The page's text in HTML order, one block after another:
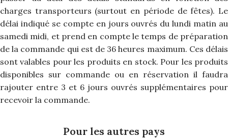
charges transporteurs (surtout en période de fêtes). Le
délai indiqué se compte en jours ouvrés du lundi matin au
samedi midi, et prend en compte le temps de préparation
de la commande qui est de 36 heures maximum. Ces délais
sont valables pour les produits en stock. Pour les produits
disponibles sur commande ou en réservation il faudra
rajouter entre 3 et 6 jours ouvrés supplémentaires pour
recevoir la commande.
Pour les autres pays